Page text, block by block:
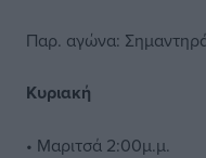
Παρ. αγώνα:
Κυριακή
• Μαριτσά 2:00μ.μ.